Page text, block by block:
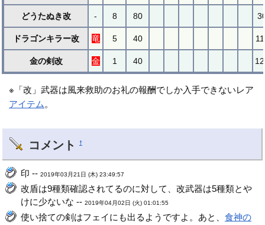
どうたぬき改 - 8 80
ドラゴンキラー改 竜 5 40
金の剣改 金 1 40
※「改」武器は風来救助のお礼の報酬でしか入手できないレア
アイテム 。
コメント †
印 --2019年03月21日 (木) 23:49:57
改盾は9種類確認されてるのに対して、改武器は5種類とや
けに少ないな --2019年04月02日 (火) 01:01:55
使い捨ての剣はフェイにも出るようですよ。あと、食神の